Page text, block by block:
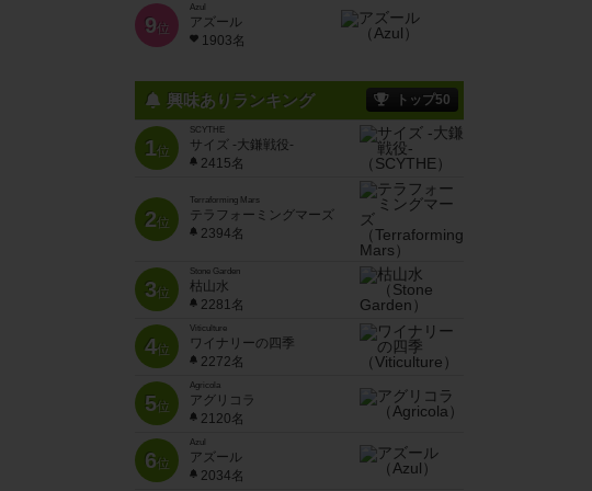
9位
Azul
アズール
1903名
興味ありランキング トップ50
1位
SCYTHE
サイズ -大鎌戦役-
2415名
2位
Terraforming Mars
テラフォーミングマーズ
2394名
3位
Stone Garden
枯山水
2281名
4位
Viticulture
ワイナリーの四季
2272名
5位
Agricola
アグリコラ
2120名
6位
Azul
アズール
2034名